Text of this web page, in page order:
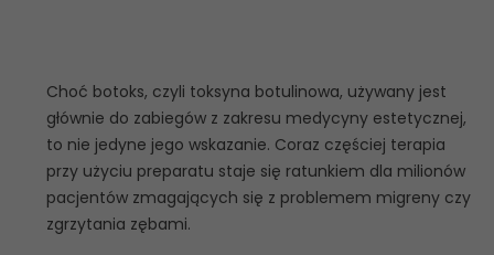
Choć botoks, czyli toksyna botulinowa, używany jest
głównie do zabiegów z zakresu medycyny estetycznej,
to nie jedyne jego wskazanie. Coraz częściej terapia
przy użyciu preparatu staje się ratunkiem dla milionów
pacjentów zmagających się z problemem migreny czy
zgrzytania zębami.